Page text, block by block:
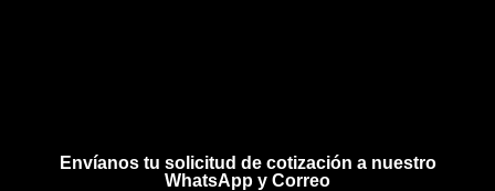
Envíanos tu solicitud de cotización a nuestro
WhatsApp y Correo